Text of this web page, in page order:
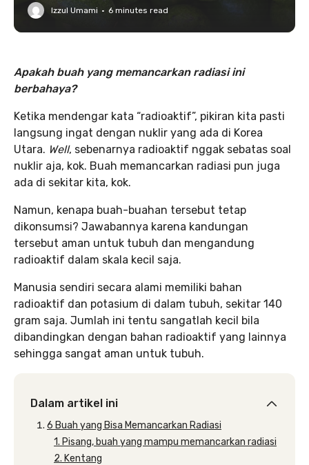
Izzul Umami · 6 minutes read
Apakah buah yang memancarkan radiasi ini
berbahaya?
Ketika mendengar kata “radioaktif”, pikiran kita pasti
langsung ingat dengan nuklir yang ada di Korea
Utara. Well, sebenarnya radioaktif nggak sebatas soal
nuklir aja, kok. Buah memancarkan radiasi pun juga
ada di sekitar kita, kok.
Namun, kenapa buah-buahan tersebut tetap
dikonsumsi? Jawabannya karena kandungan
tersebut aman untuk tubuh dan mengandung
radioaktif dalam skala kecil saja.
Manusia sendiri secara alami memiliki bahan
radioaktif dan potasium di dalam tubuh, sekitar 140
gram saja. Jumlah ini tentu sangatlah kecil bila
dibandingkan dengan bahan radioaktif yang lainnya
sehingga sangat aman untuk tubuh.
Dalam artikel ini
6 Buah yang Bisa Memancarkan Radiasi
1. Pisang, buah yang mampu memancarkan radiasi
2. Kentang